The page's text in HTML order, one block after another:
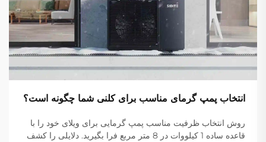
انتخاب پمپ گرمای مناسب برای کلنی شما چگونه است؟
روش انتخاب ظرفیت مناسب پمپ گرمایی برای ویلای خود را با
قاعده ساده 1 کیلووات در 8 متر مربع فرا بگیرید. دلایلی را کشف